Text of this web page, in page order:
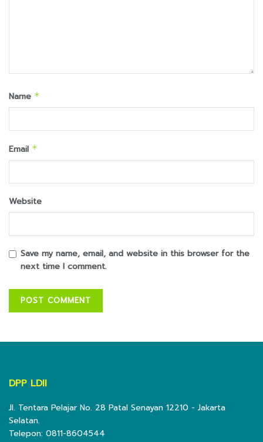
Name *
Email *
Website
Save my name, email, and website in this browser for the
next time I comment.
DPP LDII
Jl. Tentara Pelajar No. 28 Patal Senayan 12210 - Jakarta
Selatan.
Telepon: 0811-8604544